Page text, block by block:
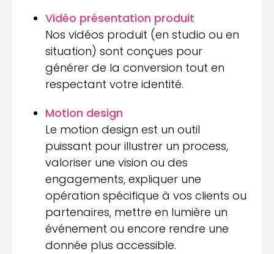
Vidéo présentation produit
Nos vidéos produit (en studio ou en
situation) sont conçues pour
générer de la conversion tout en
respectant votre identité.
Motion design
Le motion design est un outil
puissant pour illustrer un process,
valoriser une vision ou des
engagements, expliquer une
opération spécifique à vos clients ou
partenaires, mettre en lumière un
événement ou encore rendre une
donnée plus accessible.